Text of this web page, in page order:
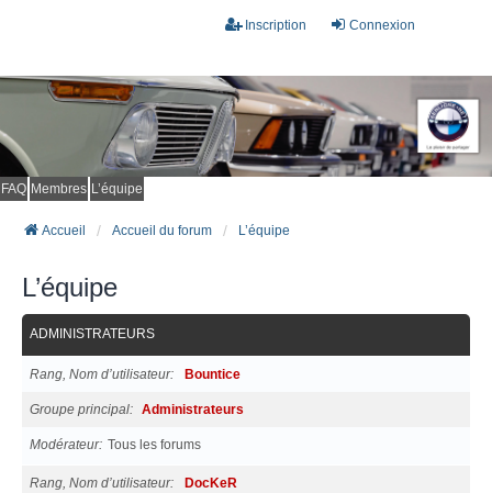
Connexion
Inscription
FAQ Membres L’équipe
Accueil Accueil du forum L’équipe
L’équipe
ADMINISTRATEURS
Rang, Nom d’utilisateur Bountice
Groupe principal Administrateurs
Modérateur Tous les forums
Rang, Nom d’utilisateur DocKeR